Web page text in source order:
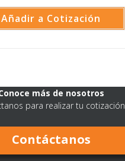
Añadir a Cotización
más de nosotros
para realizar tu cotización.
Contáctanos